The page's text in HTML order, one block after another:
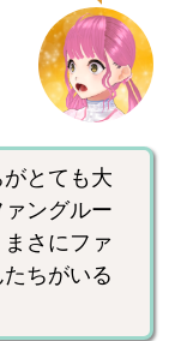
とても大
ングルー
さにファ
ちがいる